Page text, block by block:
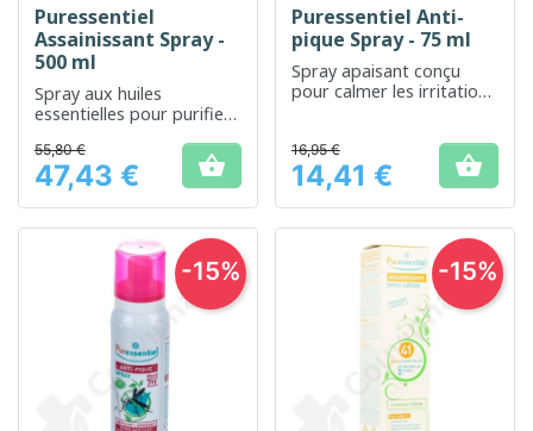
Puressentiel
Assainissant Spray -
500 ml
Spray aux huiles
essentielles pour purifier
l'environnement
Prix
55,80 €
47,43 € 
Puressentiel Anti-
pique Spray - 75 ml
Spray apaisant conçu
pour calmer les irritations
Prix
16,95 €
14,41 € 
-15% -15%